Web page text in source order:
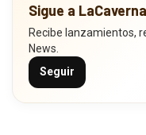
Sigue a
Recibe lanzamientos,
News.
Seguir